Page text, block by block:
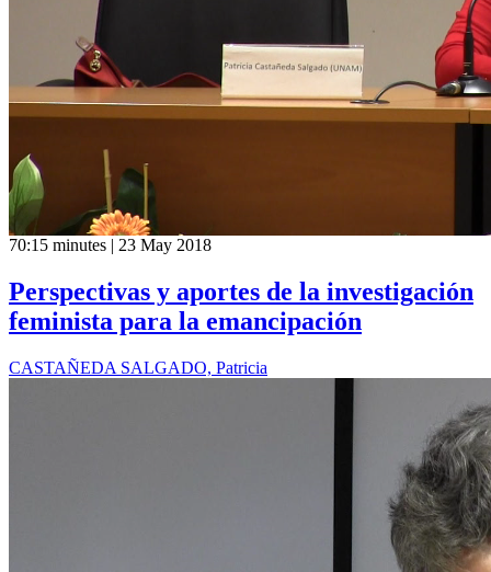
70:15 minutes | 23 May 2018
Perspectivas y aportes de la investigación
feminista para la emancipación
CASTAÑEDA SALGADO, Patricia